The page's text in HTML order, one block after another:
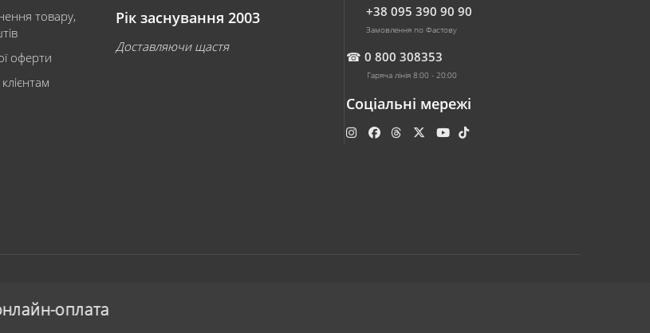
товару,
оферти
Рік заснування 2003
Доставляючи щастя
+38 095 390 90 90
Замовлення по Фастову
☎ 0 800 308353
Гаряча лінія 8:00 - 20:00
Соціальні мережі